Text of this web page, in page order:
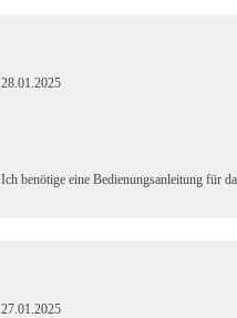
28.01.2025
Ich benötige eine Bedienungsanleitung für
27.01.2025